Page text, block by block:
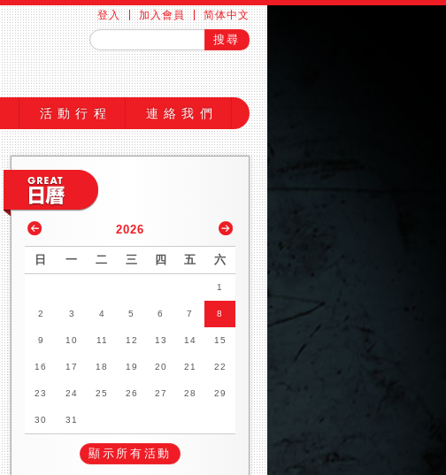
简体中文
加入會員
登入
活動行程 連絡我們
2026
日 一 二 三 四 五 六
1
2 3 4 5 6 7 8
9 10 11 12 13 14 15
16 17 18 19 20 21 22
23 24 25 26 27 28 29
30 31